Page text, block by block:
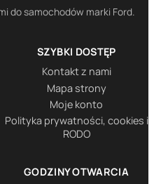
do samochodów marki Ford.
SZYBKI DOSTĘP
Kontakt z nami
Mapa strony
Moje konto
Polityka prywatności, cookies i
RODO
GODZINY OTWARCIA